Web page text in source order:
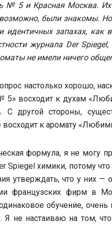
№ 5и Красная Москва.
были знакомы.
идентичных запахах, как
журнала Der
не имели ничего
настолько хорошо,
5» восходит к духам
другой стороны,
к аромату
формула, я не могу
Spiegel химики, потому
утверждать, что у них
французских фирм в
обучение, очень
не настаиваю на том,